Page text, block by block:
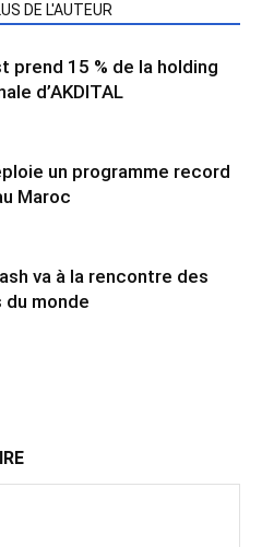
DE L'AUTEUR
prend 15 % de la holding
d’AKDITAL
un programme record
Maroc
va à la rencontre des
du monde